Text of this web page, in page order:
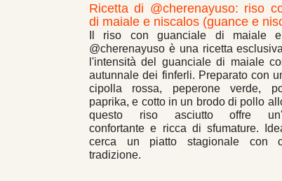
Ricetta di @cherenayuso: riso
di maiale e niscalos (guance e
Il riso con guanciale di maiale
@cherenayuso è una ricetta
l'intensità del guanciale di maiale
autunnale dei finferli. Preparato con
cipolla rossa, peperone verde,
paprika, e cotto in un brodo di pollo
questo riso asciutto offre
confortante e ricca di sfumature.
cerca un piatto stagionale con
tradizione.